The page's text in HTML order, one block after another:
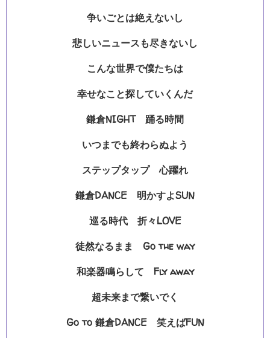
争いごとは絶えないし
悲しいニュースも尽きないし
こんな世界で僕たちは
幸せなこと探していくんだ
鎌倉NIGHT 踊る時間
いつまでも終わらぬよう
ステップタップ 心躍れ
鎌倉DANCE 明かすよSUN
巡る時代 折々LOVE
徒然なるまま Go the way
和楽器鳴らして Fly away
超未来まで繋いでく
Go to 鎌倉DANCE 笑えばFUN